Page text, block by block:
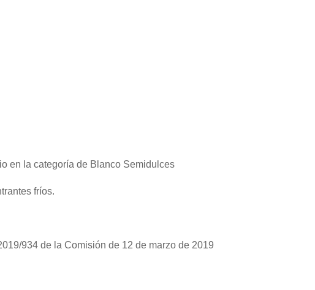
en la categoría de Blanco Semidulces
fríos.
934 de la Comisión de 12 de marzo de 2019